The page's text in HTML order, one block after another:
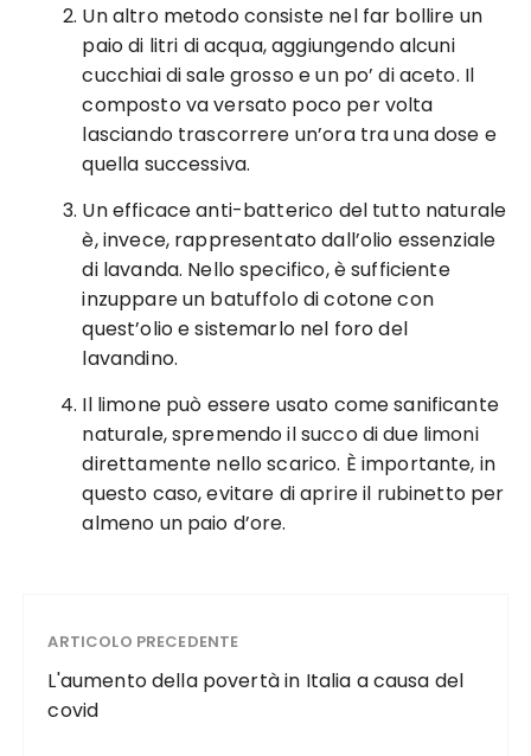
Un altro metodo consiste nel far bollire un
paio di litri di acqua, aggiungendo alcuni
cucchiai di sale grosso e un po’ di aceto. Il
composto va versato poco per volta
lasciando trascorrere un’ora tra una dose e
quella successiva.
Un efficace anti-batterico del tutto naturale
è, invece, rappresentato dall’olio essenziale
di lavanda. Nello specifico, è sufficiente
inzuppare un batuffolo di cotone con
quest’olio e sistemarlo nel foro del
lavandino.
Il limone può essere usato come sanificante
naturale, spremendo il succo di due limoni
direttamente nello scarico. È importante, in
questo caso, evitare di aprire il rubinetto per
almeno un paio d’ore.
ARTICOLO PRECEDENTE
L'aumento della povertà in Italia a causa del
covid